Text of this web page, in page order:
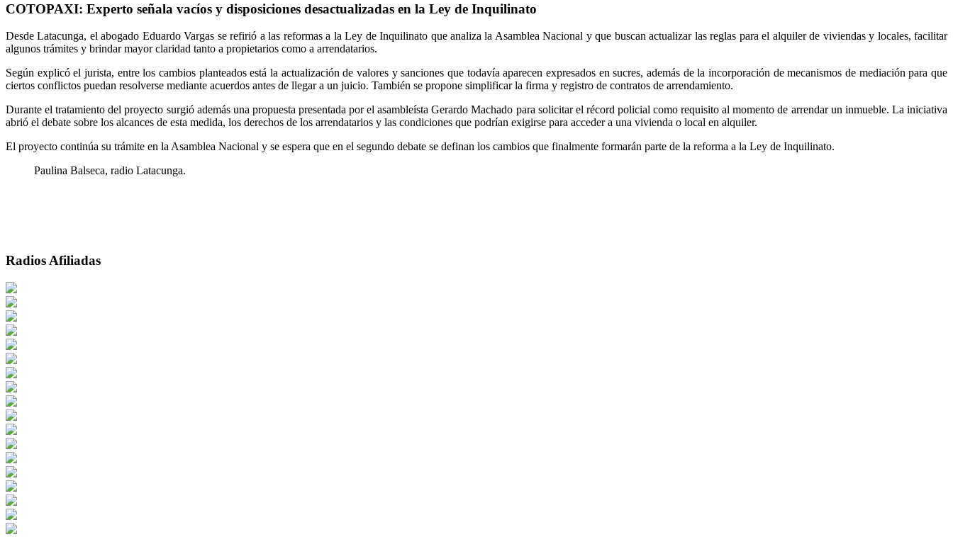
COTOPAXI: Experto señala vacíos y disposiciones desactualizadas en la Ley de Inquilinato
Desde Latacunga, el abogado Eduardo Vargas se refirió a las reformas a la Ley de Inquilinato que analiza la Asamblea Nacional y que buscan actualizar las reglas para el alquiler de viviendas y locales, facilitar
algunos trámites y brindar mayor claridad tanto a propietarios como a arrendatarios.
Según explicó el jurista, entre los cambios planteados está la actualización de valores y sanciones que todavía aparecen expresados en sucres, además de la incorporación de mecanismos de mediación para que
ciertos conflictos puedan resolverse mediante acuerdos antes de llegar a un juicio. También se propone simplificar la firma y registro de contratos de arrendamiento.
Durante el tratamiento del proyecto surgió además una propuesta presentada por el asambleísta Gerardo Machado para solicitar el récord policial como requisito al momento de arrendar un inmueble. La iniciativa
abrió el debate sobre los alcances de esta medida, los derechos de los arrendatarios y las condiciones que podrían exigirse para acceder a una vivienda o local en alquiler.
El proyecto continúa su trámite en la Asamblea Nacional y se espera que en el segundo debate se definan los cambios que finalmente formarán parte de la reforma a la Ley de Inquilinato.
Paulina Balseca, radio Latacunga.
Radios Afiliadas